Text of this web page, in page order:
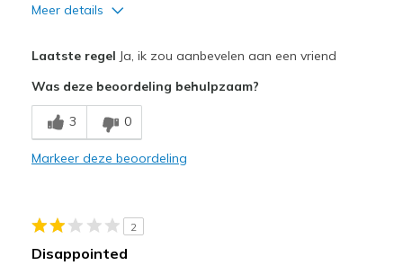
Meer details
Comfortable
Durable
Laatste regel Ja, ik zou aanbevelen aan een vriend
Was deze beoordeling behulpzaam?
3 0
Markeer deze beoordeling
2
Disappointed